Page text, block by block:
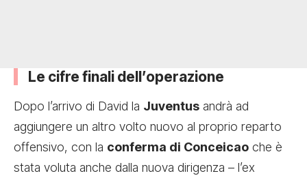
Le cifre finali dell’operazione
Dopo l’arrivo di David la Juventus andrà ad
aggiungere un altro volto nuovo al proprio reparto
offensivo, con la conferma di Conceicao che è
stata voluta anche dalla nuova dirigenza – l’ex